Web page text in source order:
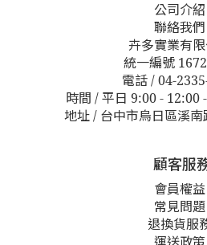
公司介紹
聯絡我們
卉多實業有
統一編號
電話 / 04-
時間 / 平日 9:00 - 12:00
地址 / 台中市烏日區溪
顧客服
會員權益
常見問題
退換貨服